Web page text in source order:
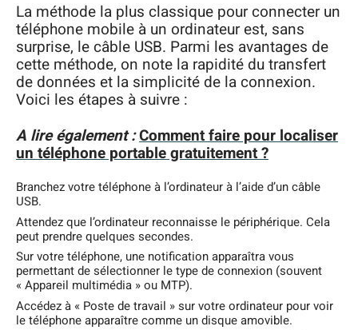
La méthode la plus classique pour connecter un
téléphone mobile à un ordinateur est, sans
surprise, le câble USB. Parmi les avantages de
cette méthode, on note la rapidité du transfert
de données et la simplicité de la connexion.
Voici les étapes à suivre :
A lire également :Comment faire pour localiser
un téléphone portable gratuitement ?
Branchez votre téléphone à l’ordinateur à l’aide d’un câble
USB.
Attendez que l’ordinateur reconnaisse le périphérique. Cela
peut prendre quelques secondes.
Sur votre téléphone, une notification apparaîtra vous
permettant de sélectionner le type de connexion (souvent
« Appareil multimédia » ou MTP).
Accédez à « Poste de travail » sur votre ordinateur pour voir
le téléphone apparaître comme un disque amovible.